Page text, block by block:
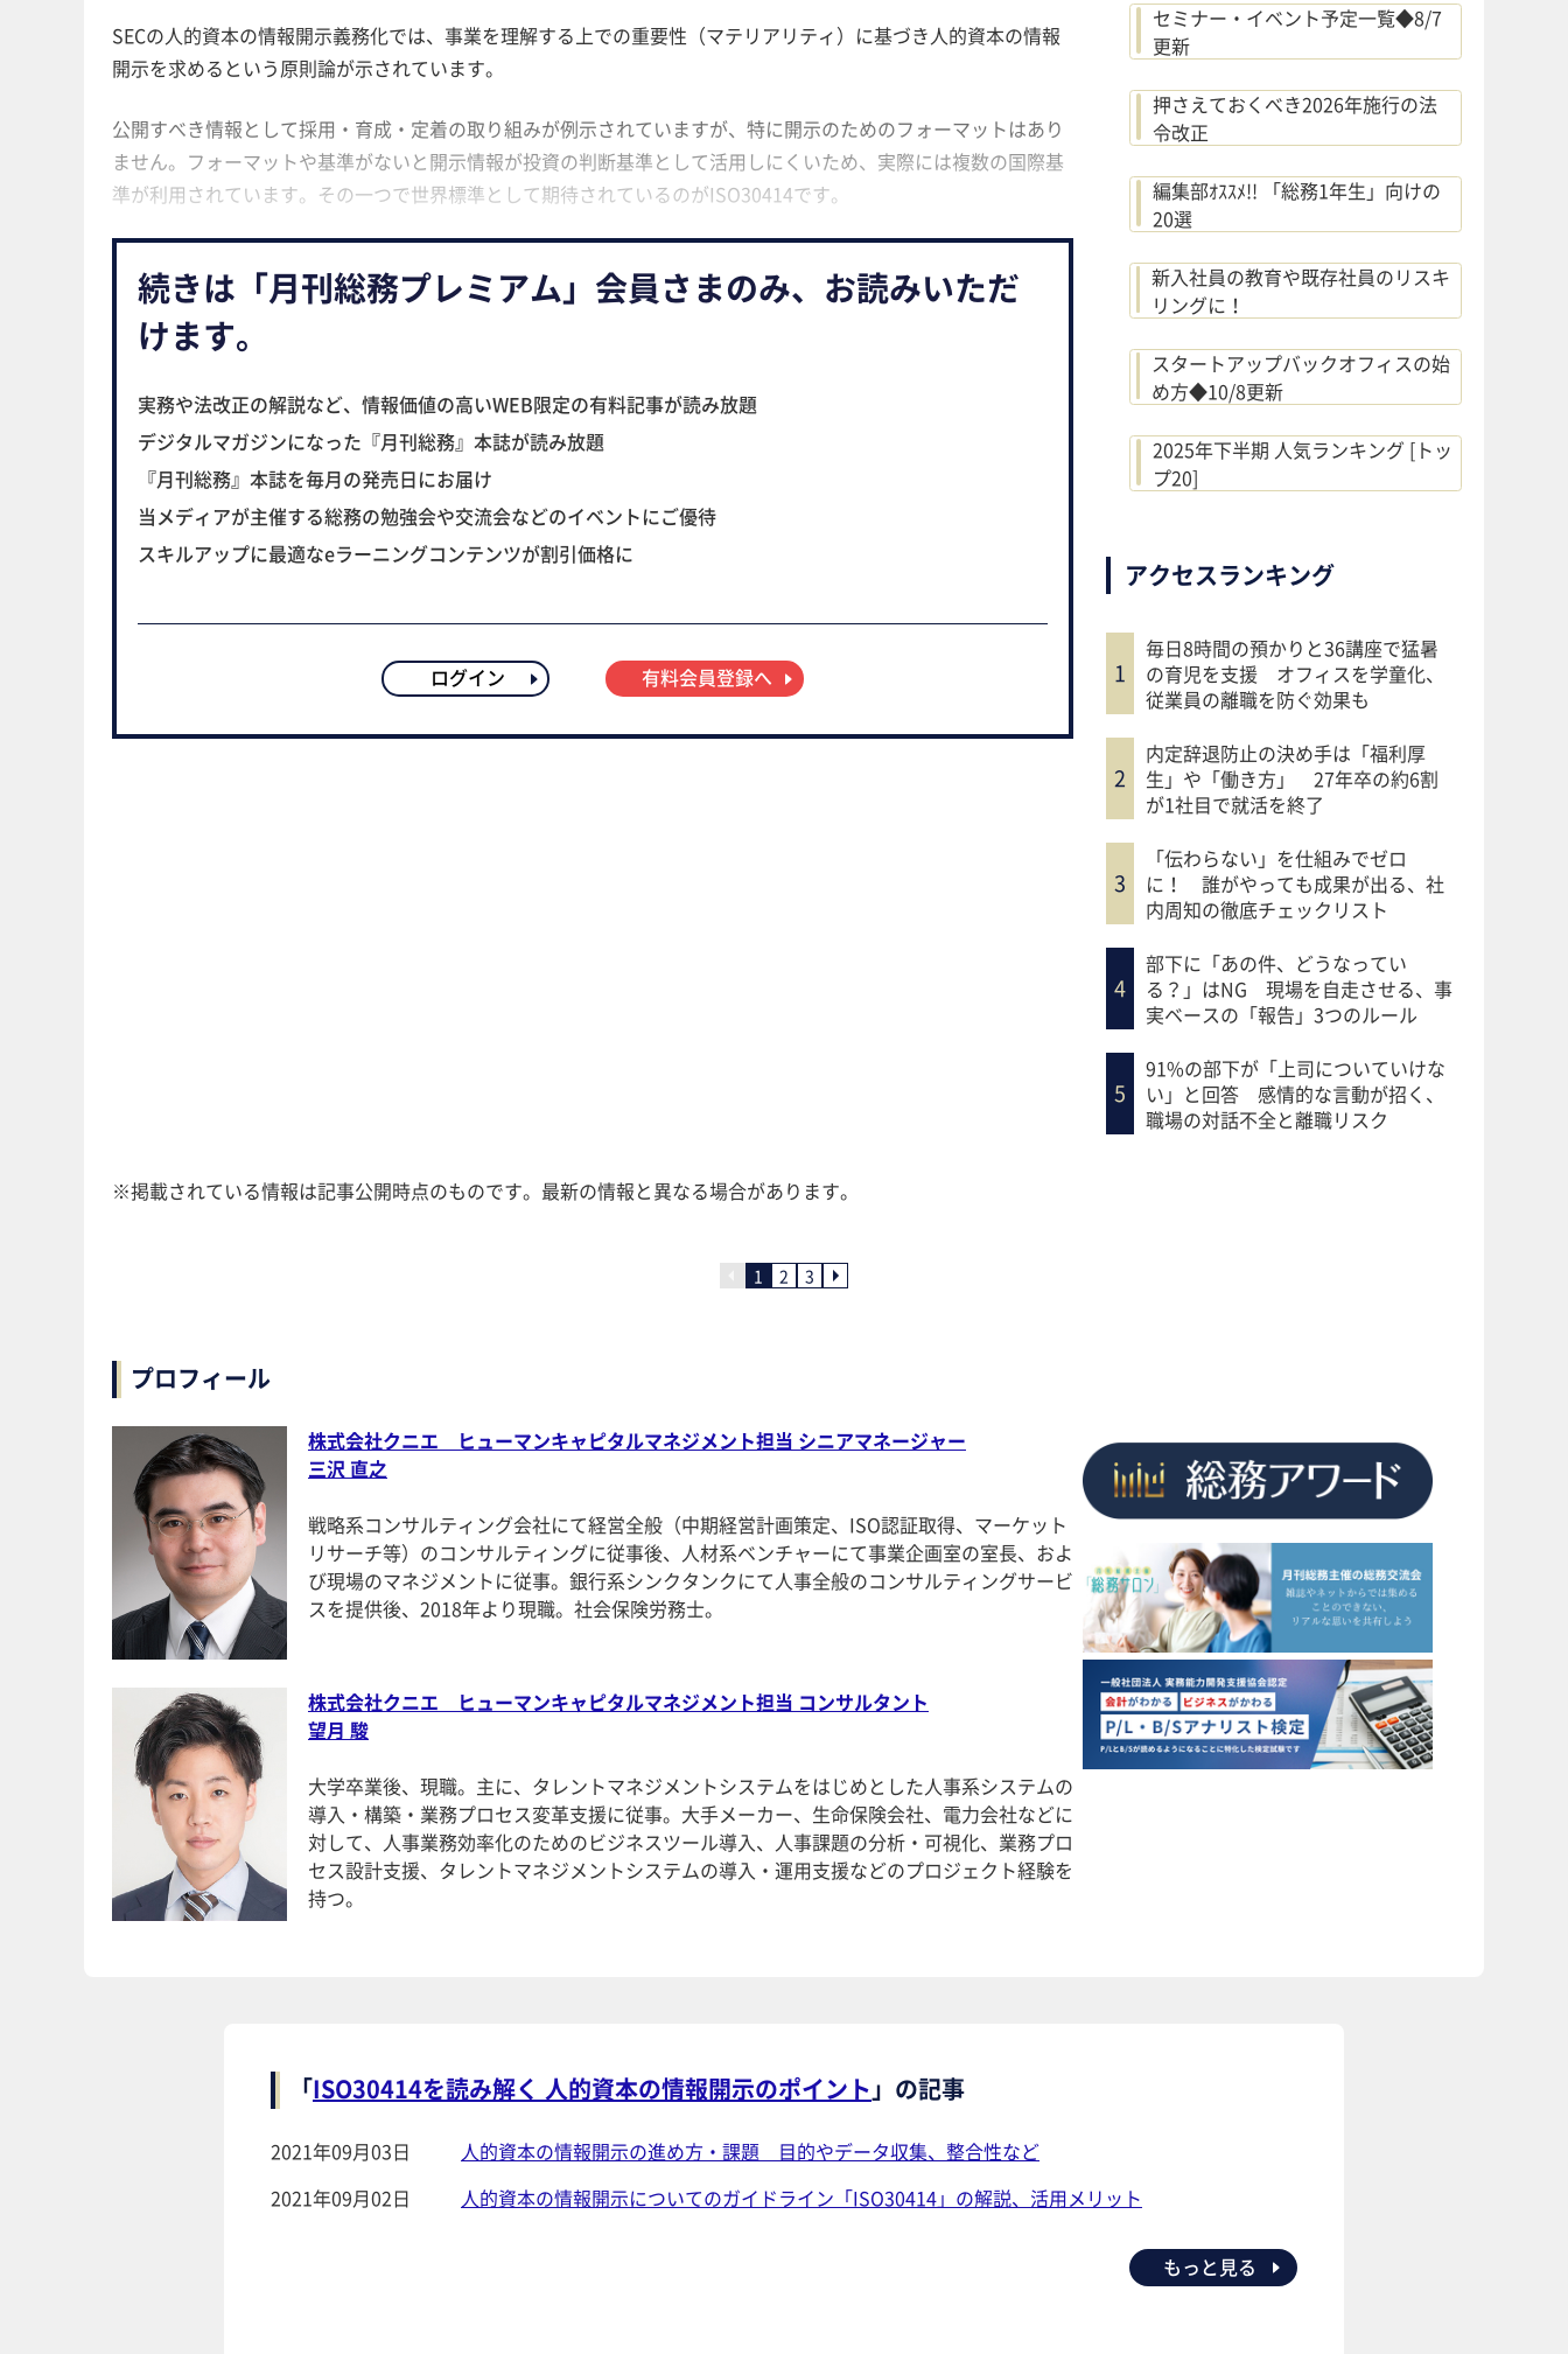
セミナー・イベント予定一覧◆8/7
更新
押さえておくべき2026年施行の法
令改正
編集部ｵｽｽﾒ!! 「総務1年生」向けの
20選
新入社員の教育や既存社員のリスキ
リングに！
スタートアップバックオフィスの始
め方◆10/8更新
2025年下半期 人気ランキング [トッ
プ20]
アクセスランキング
毎日8時間の預かりと36講座で猛暑
の育児を支援 オフィスを学童化、
従業員の離職を防ぐ効果も
内定辞退防止の決め手は「福利厚
生」や「働き方」 27年卒の約6割
が1社目で就活を終了
「伝わらない」を仕組みでゼロ
に！ 誰がやっても成果が出る、社
内周知の徹底チェックリスト
部下に「あの件、どうなってい
る？」はNG 現場を自走させる、事
実ベースの「報告」3つのルール
91%の部下が「上司についていけな
い」と回答 感情的な言動が招く、
職場の対話不全と離職リスク
SECの人的資本の情報開示義務化では、事業を理解する上での重要性（マテリアリティ）に基づき人的資本の情報
開示を求めるという原則論が示されています。
公開すべき情報として採用・育成・定着の取り組みが例示されていますが、特に開示のためのフォーマットはあり
ません。フォーマットや基準がないと開示情報が投資の判断基準として活用しにくいため、実際には複数の国際基
準が利用されています。その一つで世界標準として期待されているのがISO30414です。
続きは「月刊総務プレミアム」会員さまのみ、お読みいただ
けます。
実務や法改正の解説など、情報価値の高いWEB限定の有料記事が読み放題
デジタルマガジンになった『月刊総務』本誌が読み放題
『月刊総務』本誌を毎月の発売日にお届け
当メディアが主催する総務の勉強会や交流会などのイベントにご優待
スキルアップに最適なeラーニングコンテンツが割引価格に
ログイン 有料会員登録へ
※掲載されている情報は記事公開時点のものです。最新の情報と異なる場合があります。
1 2 3
プロフィール
株式会社クニエ ヒューマンキャピタルマネジメント担当 シニアマネージャー
三沢 直之
戦略系コンサルティング会社にて経営全般（中期経営計画策定、ISO認証取得、マーケット
リサーチ等）のコンサルティングに従事後、人材系ベンチャーにて事業企画室の室長、およ
び現場のマネジメントに従事。銀行系シンクタンクにて人事全般のコンサルティングサービ
スを提供後、2018年より現職。社会保険労務士。
株式会社クニエ ヒューマンキャピタルマネジメント担当 コンサルタント
望月 駿
大学卒業後、現職。主に、タレントマネジメントシステムをはじめとした人事系システムの
導入・構築・業務プロセス変革支援に従事。大手メーカー、生命保険会社、電力会社などに
対して、人事業務効率化のためのビジネスツール導入、人事課題の分析・可視化、業務プロ
セス設計支援、タレントマネジメントシステムの導入・運用支援などのプロジェクト経験を
持つ。
「ISO30414を読み解く 人的資本の情報開示のポイント」の記事
2021年09月03日
人的資本の情報開示の進め方・課題 目的やデータ収集、整合性など
2021年09月02日
人的資本の情報開示についてのガイドライン「ISO30414」の解説、活用メリット
もっと見る